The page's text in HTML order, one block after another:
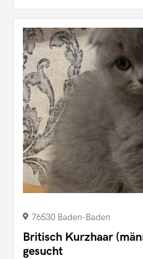
76530 Baden-Baden
Britisch Kurzhaar
gesucht